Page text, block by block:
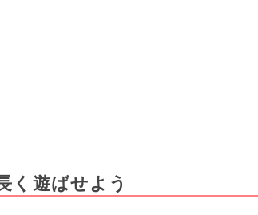
く遊ばせよう